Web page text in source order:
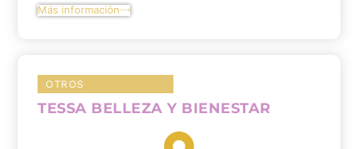
Más información
OTROS
TESSA BELLEZA Y BIENESTAR